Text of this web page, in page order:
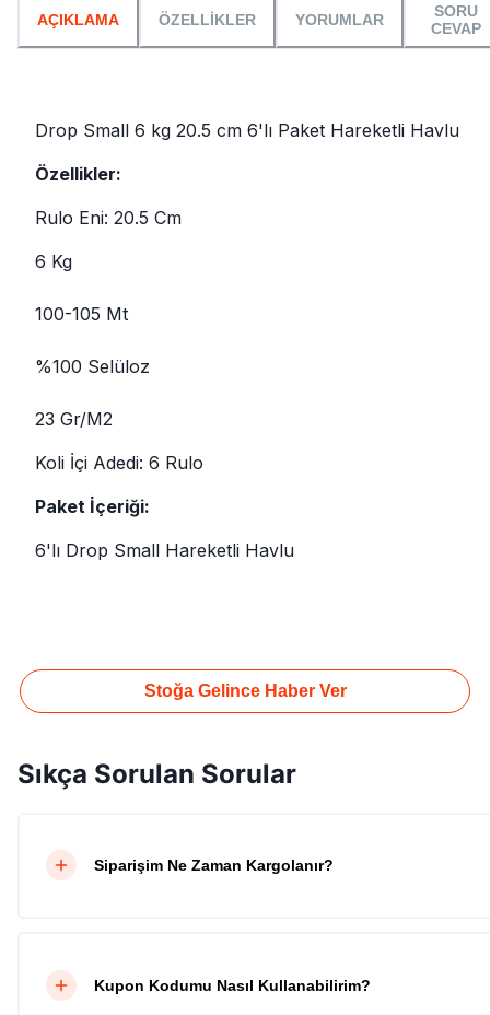
AÇIKLAMA ÖZELLİKLER YORUMLAR
SORU
CEVAP
Drop Small 6 kg 20.5 cm 6'lı Paket Hareketli Havlu
Özellikler:
Rulo Eni: 20.5 Cm
6 Kg
100-105 Mt
%100 Selüloz
23 Gr/M2
Koli İçi Adedi: 6 Rulo
Paket İçeriği:
6'lı Drop Small Hareketli Havlu
Stoğa Gelince Haber Ver
Sıkça Sorulan Sorular
Siparişim Ne Zaman Kargolanır?
Kupon Kodumu Nasıl Kullanabilirim?